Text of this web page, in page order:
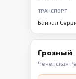
ТРАНСПОРТ
Байкал
Грозный
Чеченская